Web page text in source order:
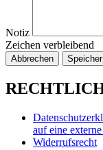
Notiz
Zeichen verbleibend
Abbrechen
auf eine
Widerrufsrecht